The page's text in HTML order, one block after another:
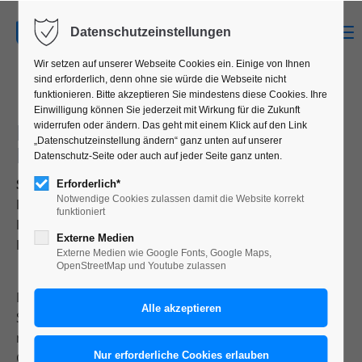
MAN MUSS DIE FRÜCHTE VOM
BAUM DER ERKENNTNIS ESSEN.
Semesterprojekt von Marie Heinrich und Anna
Fuhrmann (3. Semester),
Fachrichtung Kommunikationsdesign an der
Hochschule Trier.
Dieses Projekt wurde im Verlauf des
Sommersemesters 2019 realisiert. Zwei Studierende
nahmen sich einen Klassiker von Jules Verne als
Grundlage für eine Buch-Gestaltung vor.
Datenschutzeinstellungen
Wir setzen auf unserer Webseite Cookies ein. Einige von Ihnen
sind erforderlich, denn ohne sie würde die Webseite nicht
funktionieren. Bitte akzeptieren Sie mindestens diese Cookies. Ihre
Einwilligung können Sie jederzeit mit Wirkung für die Zukunft
widerrufen oder ändern. Das geht mit einem Klick auf den Link
„Datenschutzeinstellung ändern“ ganz unten auf unserer
Datenschutz-Seite oder auch auf jeder Seite ganz unten.
Erforderlich*
Notwendige Cookies zulassen damit die Website korrekt
funktioniert
Externe Medien
Externe Medien wie Google Fonts, Google Maps,
OpenStreetMap und Youtube zulassen